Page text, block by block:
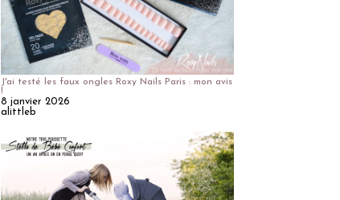
J'ai testé les faux ongles Roxy Nails Paris : mon avis
!
8 janvier 2026
alittleb